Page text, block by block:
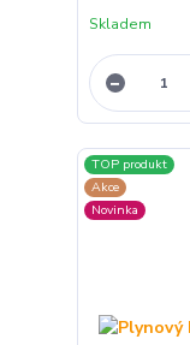
Skladem
TOP produkt
Akce
Novinka